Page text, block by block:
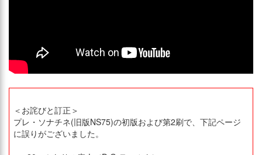
＜お詫びと訂正＞
プレ・ソナチネ(旧版NS75)の初版および第2刷で、下記ページ
に誤りがございました。